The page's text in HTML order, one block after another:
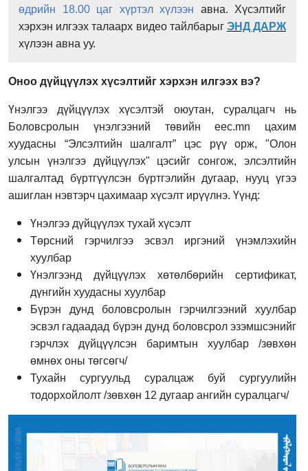
өдрийн 18.00 цаг хүртэл хүлээн авна. Хүсэлтийг
хэрхэн илгээх талаарх видео тайлбарыг ЭНД ДАРЖ
хүлээн авна уу.
Оноо дүйцүүлэх хүсэлтийг хэрхэн илгээх вэ?
Үнэлгээ дүйцүүлэх хүсэлтэй оюутан, суралцагч нь
Боловсролын үнэлгээний төвийн eec.mn цахим
хуудасны “Элсэлтийн шалгалт” цэс рүү орж, "Олон
улсын үнэлгээ дүйцүүлэх" цэсийг сонгож, элсэлтийн
шалгалтад бүртгүүлсэн бүртгэлийн дугаар, нууц үгээ
ашиглан нэвтэрч цахимаар хүсэлт ирүүлнэ. Үүнд:
Үнэлгээ дүйцүүлэх тухай хүсэлт
Төрсний гэрчилгээ эсвэл иргэний үнэмлэхийн
хуулбар
Үнэлгээнд дүйцүүлэх хөтөлбөрийн сертификат,
дүнгийн хуудасны хуулбар
Бүрэн дунд боловсролын гэрчилгээний хуулбар
эсвэл гадаадад бүрэн дунд боловсрол эзэмшсэнийг
гэрчлэх дүйцүүлсэн баримтын хуулбар /зөвхөн
өмнөх оны төгсөгч/
Тухайн сургуульд суралцаж буй сургуулийн
тодорхойлолт /зөвхөн 12 дугаар ангийн суралцагч/